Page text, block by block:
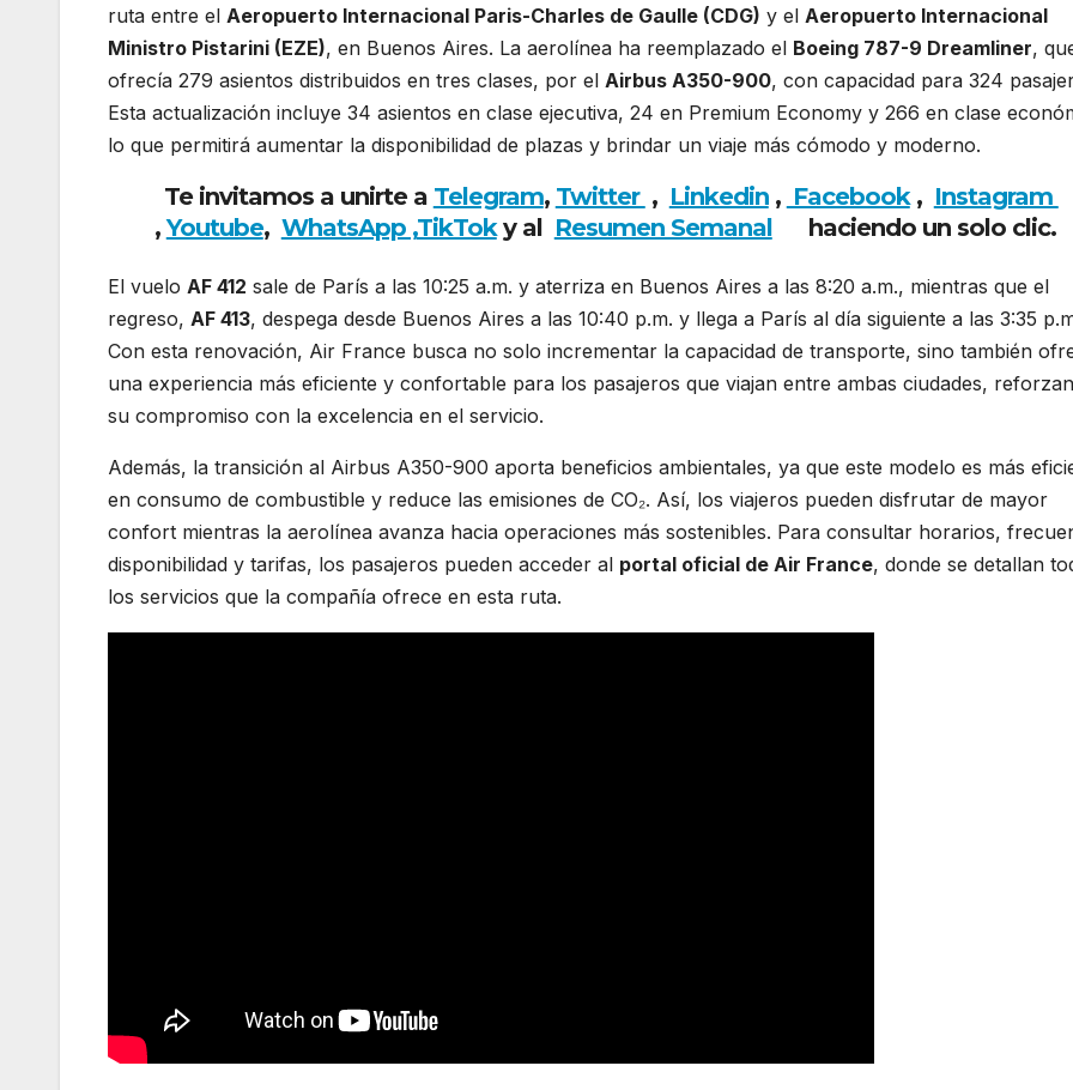
ruta entre el Aeropuerto Internacional Paris-Charles de Gaulle (CDG) y el Aeropuerto Internacional
Ministro Pistarini (EZE), en Buenos Aires. La aerolínea ha reemplazado el Boeing 787-9 Dreamliner,
ofrecía 279 asientos distribuidos en tres clases, por el Airbus A350-900, con capacidad para 324
Esta actualización incluye 34 asientos en clase ejecutiva, 24 en Premium Economy y 266 en clase
lo que permitirá aumentar la disponibilidad de plazas y brindar un viaje más cómodo y moderno.
Te invitamos a unirte a Telegram, Twitter , Linkedin, Facebook, Instagram
,Youtube, WhatsApp ,TikToky al Resumen Semanalhaciendo un solo clic.
El vuelo AF 412 sale de París a las 10:25 a.m. y aterriza en Buenos Aires a las 8:20 a.m., mientras que el
regreso, AF 413, despega desde Buenos Aires a las 10:40 p.m. y llega a París al día siguiente a las 3:35
Con esta renovación, Air France busca no solo incrementar la capacidad de transporte, sino también
una experiencia más eficiente y confortable para los pasajeros que viajan entre ambas ciudades,
su compromiso con la excelencia en el servicio.
Además, la transición al Airbus A350-900 aporta beneficios ambientales, ya que este modelo es más
en consumo de combustible y reduce las emisiones de CO₂. Así, los viajeros pueden disfrutar de mayor
confort mientras la aerolínea avanza hacia operaciones más sostenibles. Para consultar horarios,
disponibilidad y tarifas, los pasajeros pueden acceder al portal oficial de Air France, donde se detallan
los servicios que la compañía ofrece en esta ruta.